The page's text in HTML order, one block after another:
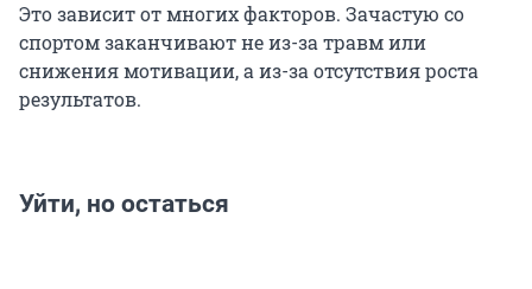
Это зависит от многих факторов. Зачастую со
спортом заканчивают не из-за травм или
снижения мотивации, а из-за отсутствия роста
результатов.
Уйти, но остаться